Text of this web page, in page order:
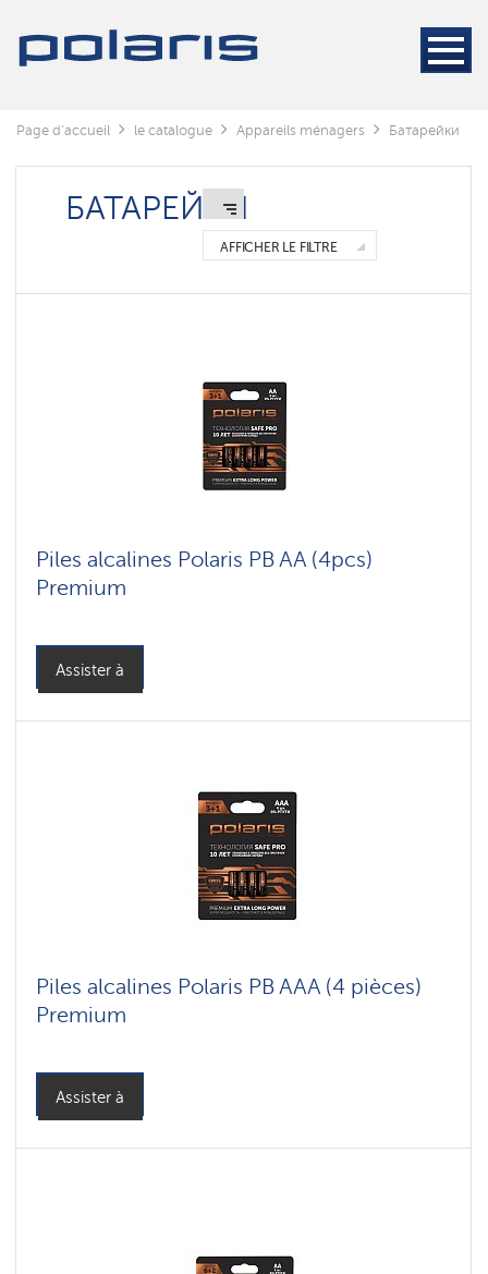
Page d'accueil le catalogue Appareils ménagers Батарейки
БАТАРЕЙКИ
AFFICHER LE FILTRE
Piles alcalines Polaris PB AA (4pcs)
Premium
Assister à
Piles alcalines Polaris PB AAA (4 pièces)
Premium
Assister à